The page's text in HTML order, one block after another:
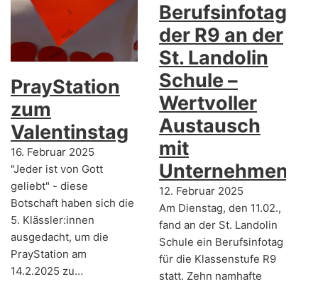
PrayStation
zum
Valentinstag
16. Februar 2025
"Jeder ist von Gott
geliebt" - diese
Botschaft haben sich die
5. Klässler:innen
ausgedacht, um die
PrayStation am
14.2.2025 zu…
Berufsinfotag
der R9 an der
St. Landolin
Schule –
Wertvoller
Austausch
mit
Unternehmen
12. Februar 2025
Am Dienstag, den 11.02.,
fand an der St. Landolin
Schule ein Berufsinfotag
für die Klassenstufe R9
statt. Zehn namhafte